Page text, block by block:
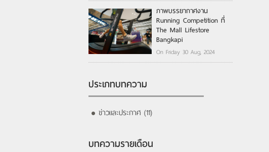
ภาพบรรยากาศงาน
Running Competition ที่
The Mall Lifestore
Bangkapi
On Friday 30 Aug, 2024
ประเภทบทความ
ข่าวและประกาศ (11)
บทความรายเดือน